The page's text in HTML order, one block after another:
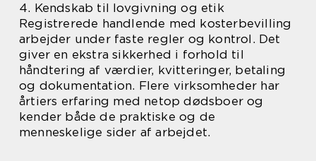
4. Kendskab til lovgivning og etik
Registrerede handlende med kosterbevilling
arbejder under faste regler og kontrol. Det
giver en ekstra sikkerhed i forhold til
håndtering af værdier, kvitteringer, betaling
og dokumentation. Flere virksomheder har
årtiers erfaring med netop dødsboer og
kender både de praktiske og de
menneskelige sider af arbejdet.